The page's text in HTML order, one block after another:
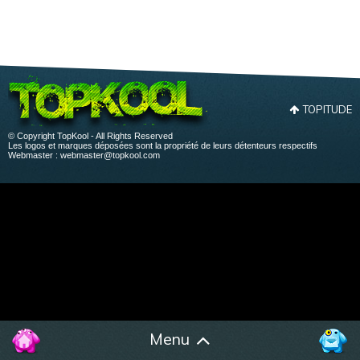
Menu
TOPITUDE
© Copyright TopKool - All Rights Reserved
Les logos et marques déposées sont la propriété de leurs détenteurs respectifs
Webmaster : webmaster@topkool.com